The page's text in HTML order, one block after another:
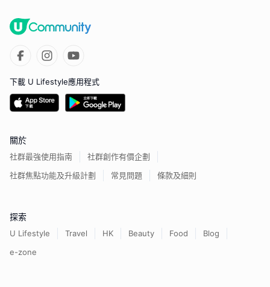
下載 U Lifestyle應用程式
關於
社群最強使用指南
社群創作有價企劃
社群焦點功能及升級計劃
常見問題 條款及細則
探索
U Lifestyle Travel HK Beauty Food
Blog
e-zone